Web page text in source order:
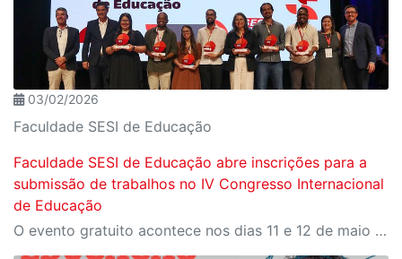
03/02/2026
Faculdade SESI de Educação
Faculdade SESI de Educação abre inscrições para a
submissão de trabalhos no IV Congresso Internacional
de Educação
O evento gratuito acontece nos dias 11 e 12 de maio e reunirá especialistas em torno do tema “Educação que Transforma”. As vagas para participação presencial são limitadas, e a submissão de trabalhos pode ser feita até 31 de março